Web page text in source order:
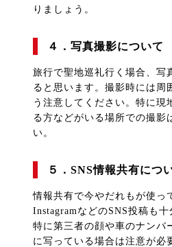
りましょう。
４．写真撮影について
旅行で聖地巡礼行く場合、写
ると思います。撮影時には周
う注意してください。特に現
る方などがいる場所での撮影
い。
５．SNS情報共有につ
情報共有で今やだれもが使っ
InstagramなどのSNS投稿も十
特に第三者の顔や車のナンバ
に写っている場合は注意が必